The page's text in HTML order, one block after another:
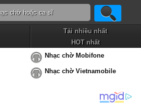
Tải nhiều nhất
HOT nhất
Nhạc chờ Mobifone
Nhạc chờ Vietnamobile